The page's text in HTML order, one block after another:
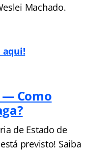
Machado.
aqui!
— Como
de Estado de
previsto! Saiba